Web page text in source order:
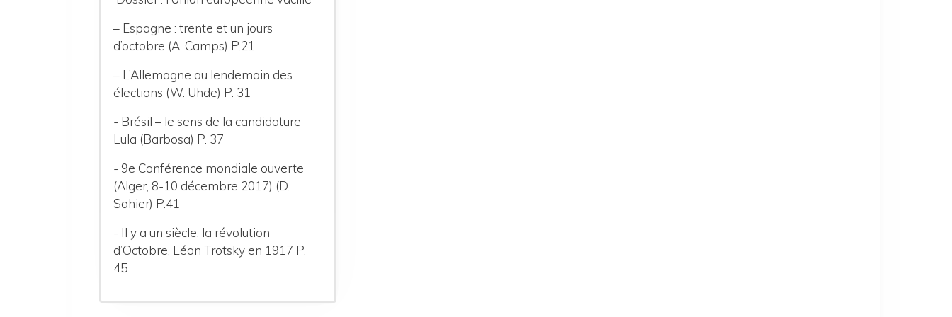
– Espagne : trente et un jours
d’octobre (A. Camps) P.21
– L’Allemagne au lendemain des
élections (W. Uhde) P. 31
- Brésil – le sens de la candidature
Lula (Barbosa) P. 37
- 9e Conférence mondiale ouverte
(Alger, 8-10 décembre 2017) (D.
Sohier) P.41
- Il y a un siècle, la révolution
d’Octobre, Léon Trotsky en 1917 P.
45